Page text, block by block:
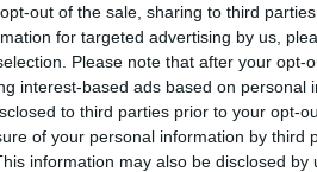
out of the sale, sharing to third
for targeted advertising by us,
Please note that after your opt-
interest-based ads based on personal
to third parties prior to your opt-
of your personal information by third
information may also be disclosed